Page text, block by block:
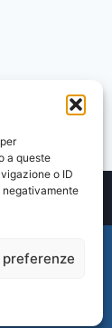
a queste
o ID
negativamente